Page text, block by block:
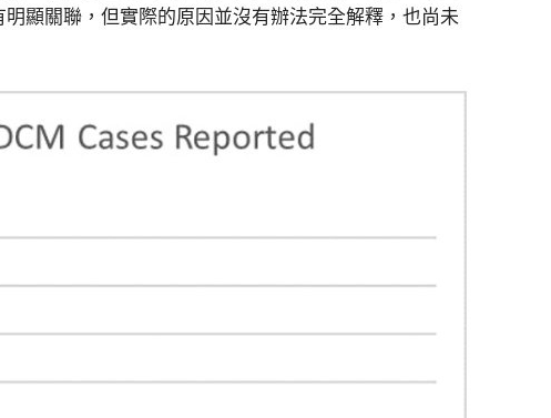
顯關聯，但實際的原因並沒有辦法完全解釋，也尚未